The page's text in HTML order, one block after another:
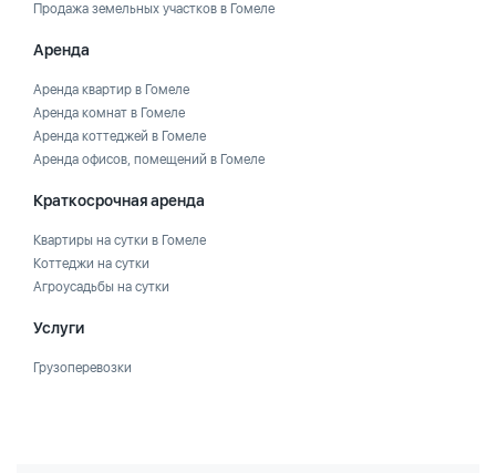
Продажа земельных участков в Гомеле
Аренда
Аренда квартир в Гомеле
Аренда комнат в Гомеле
Аренда коттеджей в Гомеле
Аренда офисов, помещений в Гомеле
Краткосрочная аренда
Квартиры на сутки в Гомеле
Коттеджи на сутки
Агроусадьбы на сутки
Услуги
Грузоперевозки